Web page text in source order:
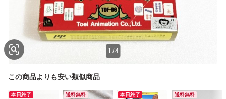
1 /4
この商品よりも安い類似商品
本日終了 送料無料 本日終了 送料無料